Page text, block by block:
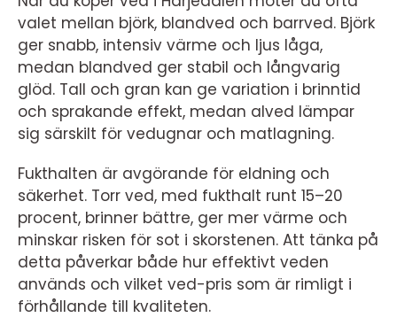
valet mellan björk, blandved och barrved. Björk
ger snabb, intensiv värme och ljus låga,
medan blandved ger stabil och långvarig
glöd. Tall och gran kan ge variation i brinntid
och sprakande effekt, medan alved lämpar
sig särskilt för vedugnar och matlagning.
Fukthalten är avgörande för eldning och
säkerhet. Torr ved, med fukthalt runt 15–20
procent, brinner bättre, ger mer värme och
minskar risken för sot i skorstenen. Att tänka på
detta påverkar både hur effektivt veden
används och vilket ved-pris som är rimligt i
förhållande till kvaliteten.